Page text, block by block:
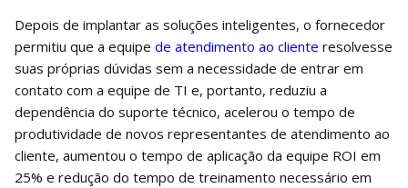
Depois de implantar as soluções inteligentes, o fornecedor
permitiu que a equipe de atendimento ao cliente resolvesse
suas próprias dúvidas sem a necessidade de entrar em
contato com a equipe de TI e, portanto, reduziu a
dependência do suporte técnico, acelerou o tempo de
produtividade de novos representantes de atendimento ao
cliente, aumentou o tempo de aplicação da equipe ROI em
25% e redução do tempo de treinamento necessário em